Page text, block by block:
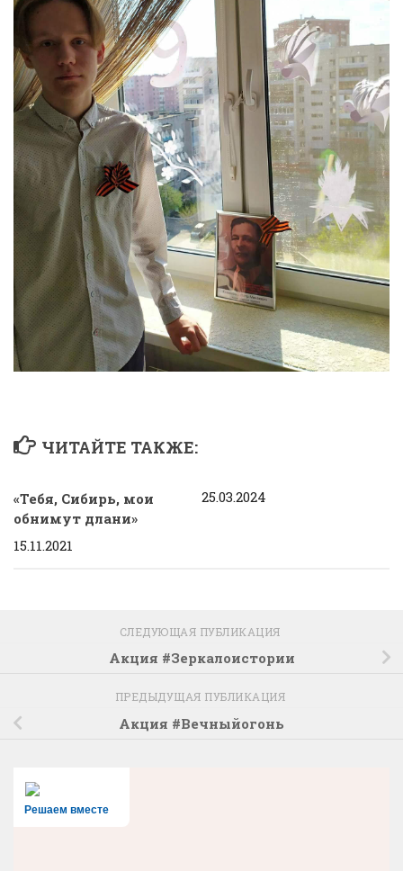
ЧИТАЙТЕ ТАКЖЕ:
«Тебя, Сибирь, мои
обнимут длани»
15.11.2021
25.03.2024
СЛЕДУЮЩАЯ ПУБЛИКАЦИЯ
Акция #Зеркалоистории
ПРЕДЫДУЩАЯ ПУБЛИКАЦИЯ
Акция #Вечныйогонь
Решаем вместе